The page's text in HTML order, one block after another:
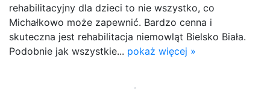
rehabilitacyjny dla dzieci to nie wszystko, co
Michałkowo może zapewnić. Bardzo cenna i
skuteczna jest rehabilitacja niemowląt Bielsko Biała.
Podobnie jak wszystkie... pokaż więcej »